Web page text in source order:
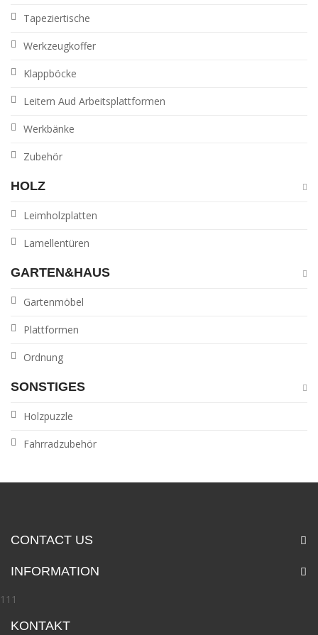
Tapeziertische
Werkzeugkoffer
Klappböcke
Leitern Aud Arbeitsplattformen
Werkbänke
Zubehör
HOLZ
Leimholzplatten
Lamellentüren
GARTEN&HAUS
Gartenmöbel
Plattformen
Ordnung
SONSTIGES
Holzpuzzle
Fahrradzubehör
CONTACT US
INFORMATION
111
KONTAKT